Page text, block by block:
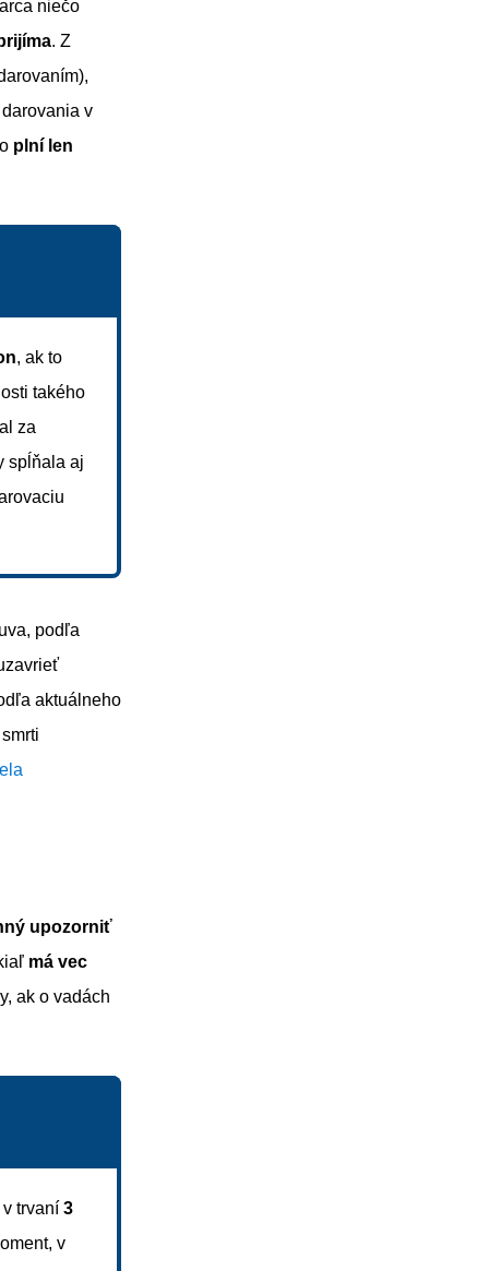
niečo
. Z
v
plní len
, ak to
takého
za
spĺňala aj
podľa
aktuálneho
upozorniť
má vec
ak o vadách
trvaní 3
v